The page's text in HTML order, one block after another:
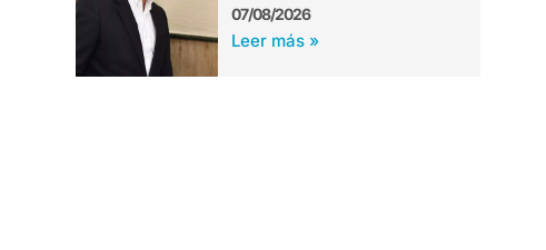
07/08/2026
Leer más »